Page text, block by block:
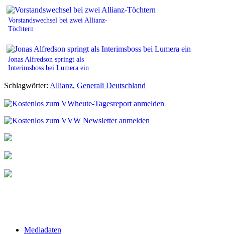
Vorstandswechsel bei zwei Allianz-
Töchtern
Jonas Alfredson springt als
Interimsboss bei Lumera ein
Schlagwörter: Allianz, Generali Deutschland
Mediadaten